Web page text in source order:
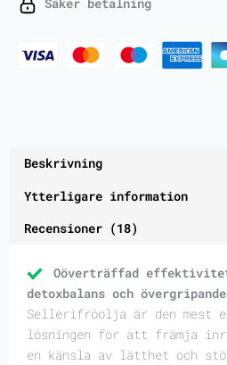
mängd
Säker betalning
Beskrivning
Ytterligare information
Recensioner (18)
Oöverträffad
detoxbalans och
Sellerifröolja är den mest
lösningen för att främja
en känsla av lätthet och